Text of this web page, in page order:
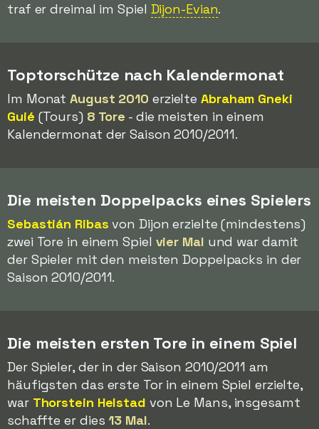
traf er dreimal im Spiel Dijon-Evian.
Toptorschütze nach Kalendermonat
Im MonatAugust 2010 erzielteAbraham Gneki
Guié (Tours) 8 Tore - die meisten in einem
Kalendermonat der Saison 2010/2011.
Die meisten Doppelpacks eines Spielers
Sebastián Ribas von Dijon erzielte (mindestens)
zwei Tore in einem Spiel vier Mal und war damit
der Spieler mit den meisten Doppelpacks in der
Saison 2010/2011.
Die meisten ersten Tore in einem Spiel
Der Spieler, der in der Saison 2010/2011 am
häufigsten das erste Tor in einem Spiel erzielte,
war Thorstein Helstad von Le Mans, insgesamt
schaffte er dies13 Mal.